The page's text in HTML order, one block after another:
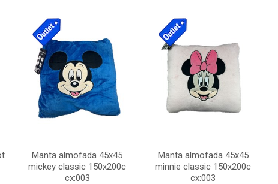
Manta almofada 45x45
mickey classic 150x200c
cx:003
Manta almofada 45x45
minnie classic 150x200c
cx:003